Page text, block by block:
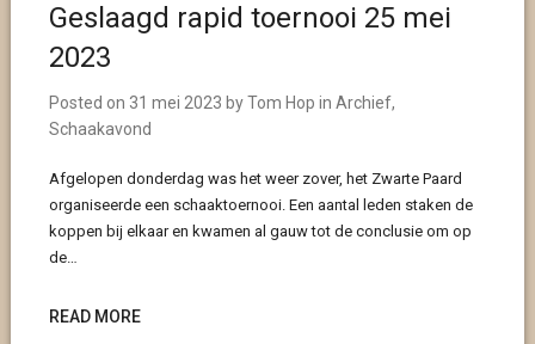
Geslaagd rapid toernooi 25 mei
2023
Posted on 31 mei 2023 byTom Hop in Archief,
Schaakavond
Afgelopen donderdag was het weer zover, het Zwarte Paard
organiseerde een schaaktoernooi. Een aantal leden staken de
koppen bij elkaar en kwamen al gauw tot de conclusie om op
de…
READ MORE